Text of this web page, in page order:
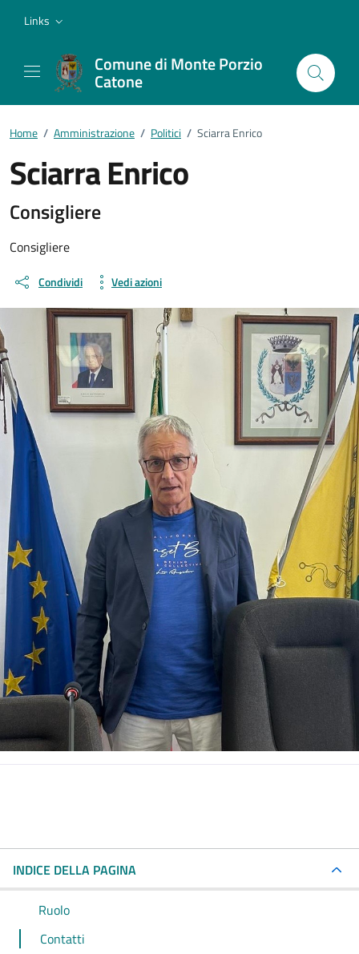
Links
Comune di Monte Porzio
Catone
Home / Amministrazione / Politici / Sciarra Enrico
Sciarra Enrico
Dettagli della persona
Consigliere
Consigliere
Condividi Vedi azioni
INDICE DELLA PAGINA
Ruolo
Contatti